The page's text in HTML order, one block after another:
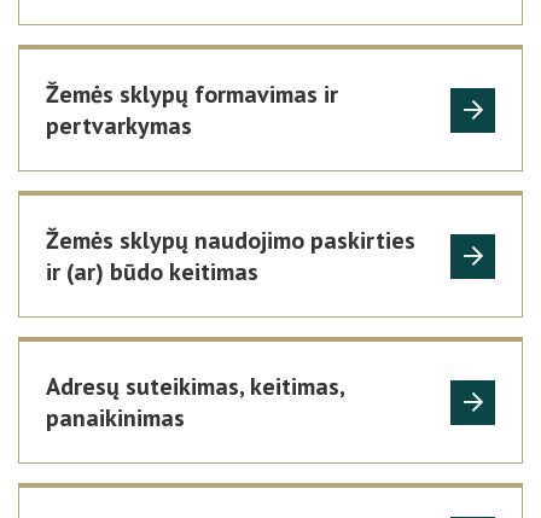
Žemės sklypų formavimas ir
pertvarkymas
Žemės sklypų naudojimo paskirties
ir (ar) būdo keitimas
Adresų suteikimas, keitimas,
panaikinimas